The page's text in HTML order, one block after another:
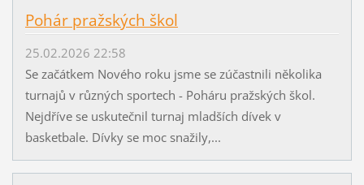
Pohár pražských škol
25.02.2026 22:58
Se začátkem Nového roku jsme se zúčastnili několika
turnajů v různých sportech - Poháru pražských škol.
Nejdříve se uskutečnil turnaj mladších dívek v
basketbale. Dívky se moc snažily,...